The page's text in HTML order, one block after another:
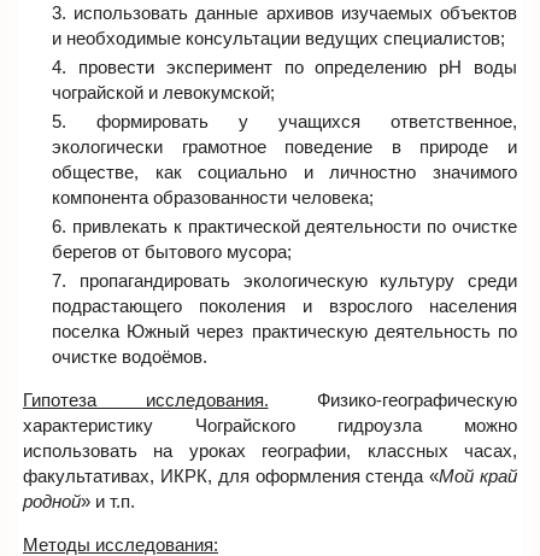
использовать данные архивов изучаемых объектов
и необходимые консультации ведущих специалистов;
провести эксперимент по определению pH воды
чограйской и левокумской;
формировать у учащихся ответственное,
экологически грамотное поведение в природе и
обществе, как социально и личностно значимого
компонента образованности человека;
привлекать к практической деятельности по очистке
берегов от бытового мусора;
пропагандировать экологическую культуру среди
подрастающего поколения и взрослого населения
поселка Южный через практическую деятельность по
очистке водоёмов.
Гипотеза исследования. Физико-географическую
характеристику Чограйского гидроузла можно
использовать на уроках географии, классных часах,
факультативах, ИКРК, для оформления стенда «Мой край
родной» и т.п.
Методы исследования: